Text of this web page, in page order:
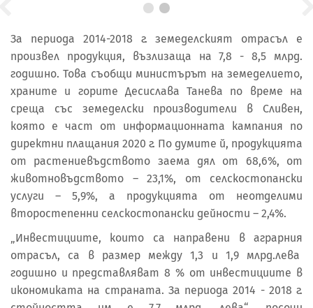
За периода 2014-2018 г. земеделският отрасъл е
произвел продукция, възлизаща на 7,8 - 8,5 млрд.
годишно. Това съобщи министърът на земеделието,
храните и горите Десислава Танева по време на
среща със земеделски производители в Сливен,
която е част от информационната кампания по
директни плащания 2020 г. По думите й, продукцията
от растениевъдството заема дял от 68,6%, от
животновъдството – 23,1%, от селскостопански
услуги – 5,9%, а продукцията от неотделими
второстепенни селскостопански дейности – 2,4%.
„Инвестициите, които са направени в аграрния
отрасъл, са в размер между 1,3 и 1,9 млрд.лева
годишно и представляват 8 % от инвестициите в
икономиката на страната. За периода 2014 - 2018 г.